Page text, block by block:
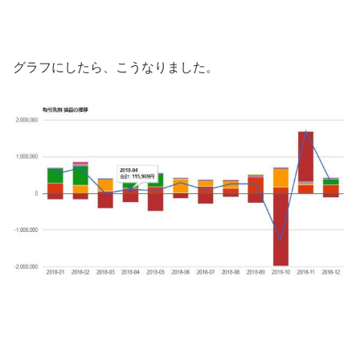
グラフにしたら、こうなりました。